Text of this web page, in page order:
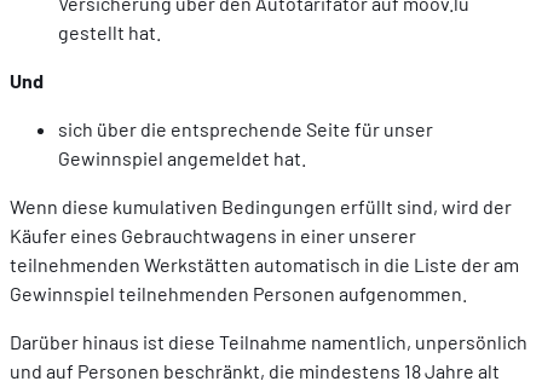
gestellt hat.
Und
sich über die entsprechende Seite für unser
Gewinnspiel angemeldet hat.
Wenn diese kumulativen Bedingungen erfüllt sind, wird der
Käufer eines Gebrauchtwagens in einer unserer
teilnehmenden Werkstätten automatisch in die Liste der am
Gewinnspiel teilnehmenden Personen aufgenommen.
Darüber hinaus ist diese Teilnahme namentlich, unpersönlich
und auf Personen beschränkt, die mindestens 18 Jahre alt